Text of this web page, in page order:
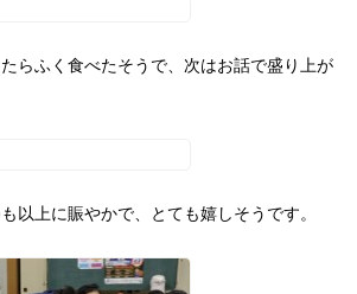
らふく食べたそうで、次はお話で盛り上が
以上に賑やかで、とても嬉しそうです。